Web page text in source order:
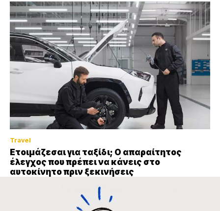
Travel
Ετοιμάζεσαι για ταξίδι; Ο απαραίτητος
έλεγχος που πρέπει να κάνεις στο
αυτοκίνητο πριν ξεκινήσεις